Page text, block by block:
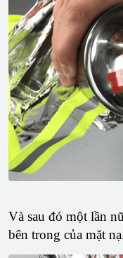
Và sau đó một lần
bên trong của mặt